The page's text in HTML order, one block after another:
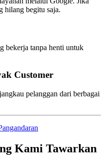
hilang begitu saja.
bekerja tanpa henti untuk
Customer
pelanggan dari berbagai
Kami Tawarkan